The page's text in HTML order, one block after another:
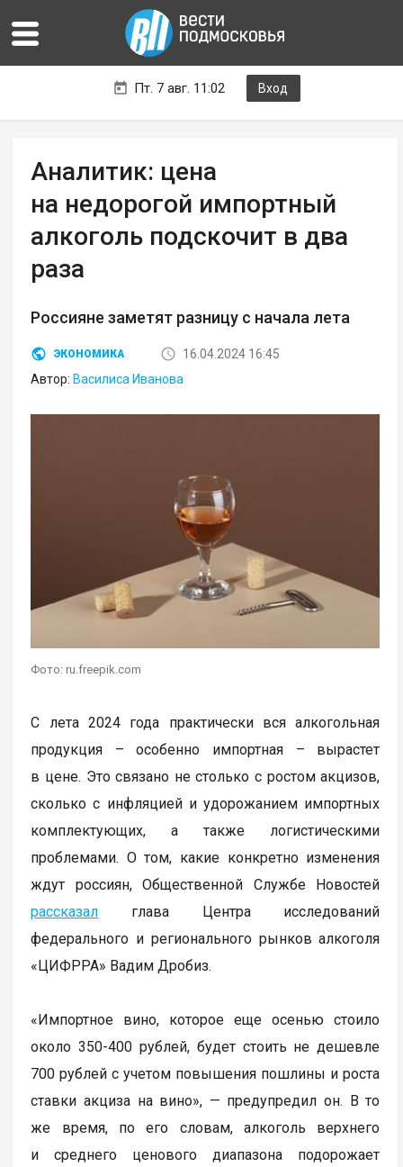
Пт. 7 авг. 11:02 Вход
Аналитик: цена
на недорогой импортный
алкоголь подскочит в два
раза
Россияне заметят разницу с начала лета
ЭКОНОМИКА
16.04.2024 16:45
Автор: Василиса Иванова
Фото: ru.freepik.com
С лета 2024 года практически вся алкогольная
продукция – особенно импортная – вырастет
в цене. Это связано не столько с ростом акцизов,
сколько с инфляцией и удорожанием импортных
комплектующих, а также логистическими
проблемами. О том, какие конкретно изменения
ждут россиян, Общественной Службе Новостей
рассказал глава Центра исследований
федерального и регионального рынков алкоголя
«ЦИФРРА» Вадим Дробиз.
«Импортное вино, которое еще осенью стоило
около 350-400 рублей, будет стоить не дешевле
700 рублей с учетом повышения пошлины и роста
ставки акциза на вино», — предупредил он. В то
же время, по его словам, алкоголь верхнего
и среднего ценового диапазона подорожает